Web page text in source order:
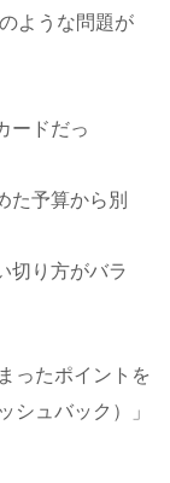
ような問題が
ードだっ
た予算から別
切り方がバラ
ったポイントを
シュバック）」